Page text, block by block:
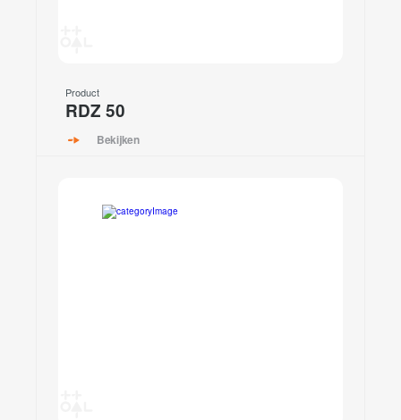
Product
RDZ 50
Bekijken